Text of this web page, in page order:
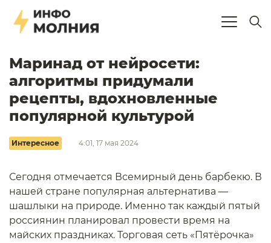
Маринад от нейросети:
алгоритмы придумали
рецепты, вдохновленные
популярной культурой
Интересное 4:01, 17 мая 2024
Сегодня отмечается Всемирный день барбекю. В
нашей стране популярная альтернатива —
шашлыки на природе. Именно так каждый пятый
россиянин планировал провести время на
майских праздниках. Торговая сеть «Пятёрочка»